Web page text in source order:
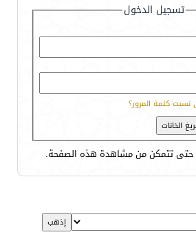
تسجيل الدخول
كلمة المرور؟
حتى تتمكن من مشاهدة هذه الصفحة.